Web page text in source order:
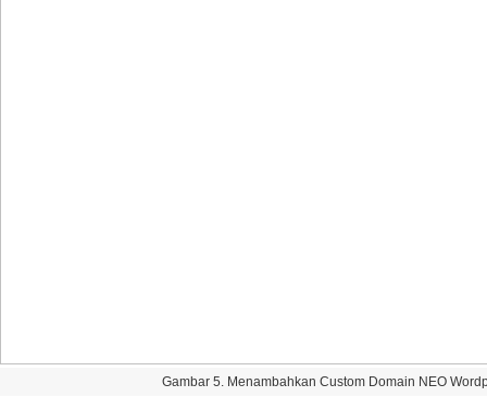
Gambar 5. Menambahkan Custom Domain NEO